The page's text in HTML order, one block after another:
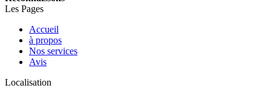
Les Pages
Accueil
à propos
Nos services
Avis
Localisation